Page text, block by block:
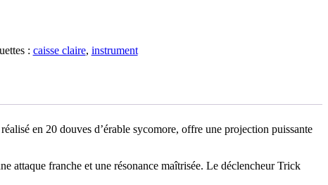
: caisse claire, instrument
en 20 douves d’érable sycomore, offre une projection puissante
attaque franche et une résonance maîtrisée. Le déclencheur Trick